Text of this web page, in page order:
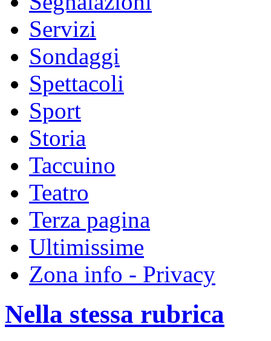
Servizi
Sondaggi
Spettacoli
Sport
Storia
Taccuino
Teatro
Terza pagina
Ultimissime
Zona info - Privacy
Nella stessa rubrica